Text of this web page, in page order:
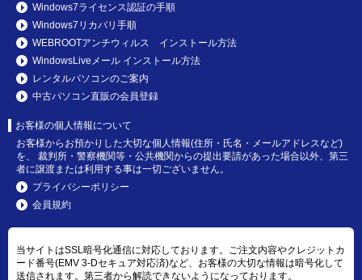
Windows7ライセンス認証の手順
Windows7リカバリ手順
WEBROOTアンチウィルス インストール方法
WindowsLiveメール インストール方法
レンタルパソコンのご案内
中古パソコン直販の会員登録
お客様の個人情報について
お客様からお預かりした大切な個人情報(住所・氏名・メールアドレスなど)
を、 裁判所・警察機関等・公共機関からの提出要請があった場合以外、第三
者に譲渡または利用する事は一切ございません。
プライバシーポリシー
会員規約
当サイトはSSL暗号化通信に対応しております。ご注文内容やクレジットカ
ード番号(EMV 3-Dセキュア対応済)など、お客様の大切な情報は暗号化して
送信されます。第三者から解読できないようになっております。